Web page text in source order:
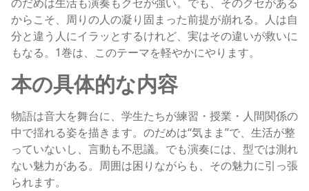
からこそ、周りの人の凝り固まった前提が崩れる。人は自
分と違う人にイラッとするけれど、実はその違いが救いに
もなる。1巻は、このテーマを軽やかにやります。
本の具体的な内容
物語は音大を舞台に、学生たちが練習・授業・人間関係の
中で揺れる姿を描きます。のだめは“気まま”で、生活が整
っていないし、言動も不思議。でも演奏には、型では測れ
ない魅力がある。周囲は困りながらも、その魅力に引っ張
られます。